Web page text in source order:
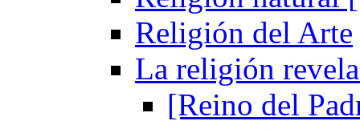
Religión del Arte
La religión
[Reino del